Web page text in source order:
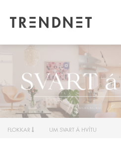
FLOKKAR UM SVART Á HVÍTU